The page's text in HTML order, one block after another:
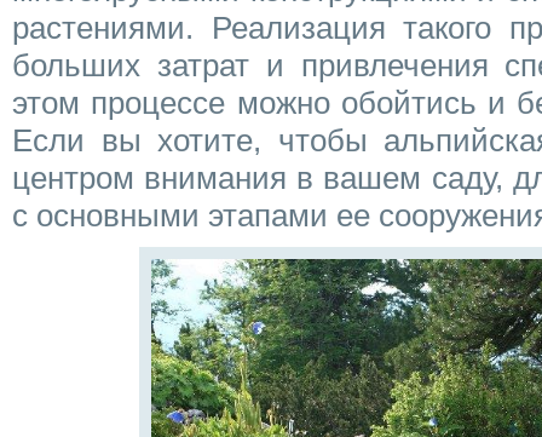
растениями. Реализация такого
больших затрат и привлечения
этом процессе можно обойтись и
Если вы хотите, чтобы
центром внимания в вашем саду,
с основными этапами ее